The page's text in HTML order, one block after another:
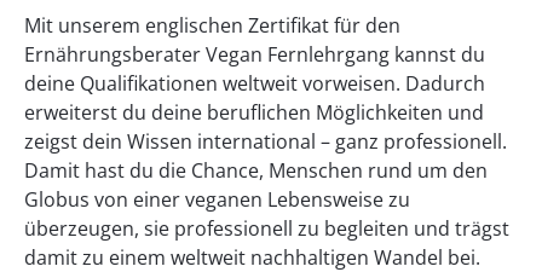
Mit unserem englischen Zertifikat für den
Ernährungsberater Vegan Fernlehrgang kannst du
deine Qualifikationen weltweit vorweisen. Dadurch
erweiterst du deine beruflichen Möglichkeiten und
zeigst dein Wissen international – ganz professionell.
Damit hast du die Chance, Menschen rund um den
Globus von einer veganen Lebensweise zu
überzeugen, sie professionell zu begleiten und trägst
damit zu einem weltweit nachhaltigen Wandel bei.